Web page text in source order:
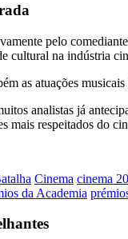
pelo comediante
cultural na indústria
as atuações musicais
analistas já
mais respeitados do
Cinema cinema
da Academia